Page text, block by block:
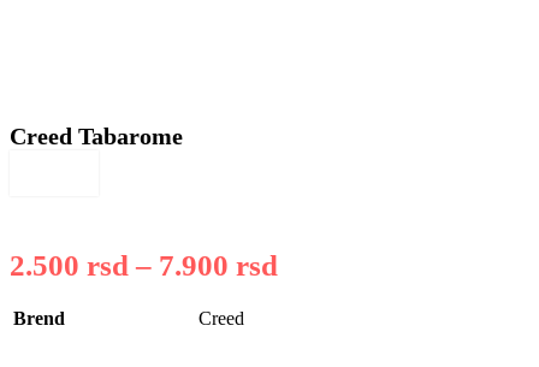
Creed Tabarome
2.500 rsd – 7.900 rsd
Brend Creed